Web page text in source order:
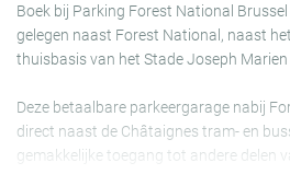
Boek bij Parking Forest National
gelegen naast Forest National, naast
thuisbasis van het Stade Joseph
Deze betaalbare parkeergarage nabij
direct naast de Châtaignes tram- en
gemakkelijke toegang tot andere delen